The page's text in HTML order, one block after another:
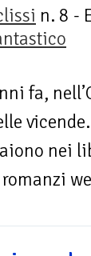
n. 8 -
fa,
vicende.
nei